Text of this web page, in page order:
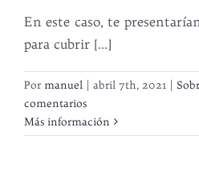
En este caso, te
para cubrir [...]
Por manuel abril 7th, 2021
comentarios
Más información